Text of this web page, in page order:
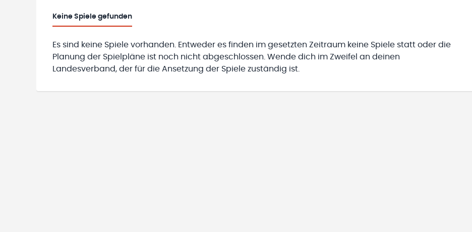
Keine Spiele gefunden
Es sind keine Spiele vorhanden. Entweder es finden im gesetzten Zeitraum keine Spiele statt oder die
Planung der Spielpläne ist noch nicht abgeschlossen. Wende dich im Zweifel an deinen
Landesverband, der für die Ansetzung der Spiele zuständig ist.